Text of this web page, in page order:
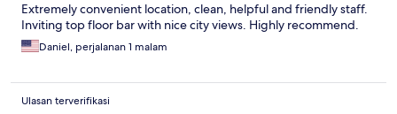
Extremely convenient location, clean, helpful and friendly staff.
Inviting top floor bar with nice city views. Highly recommend.
Daniel, perjalanan 1 malam
Ulasan terverifikasi